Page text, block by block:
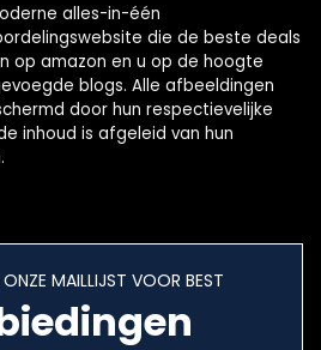
alles-in-één
die de beste deals
op amazon en u op de hoogte
blogs. Alle afbeeldingen
door hun respectievelijke
inhoud is afgeleid van hun
MAILLIJST VOOR BEST